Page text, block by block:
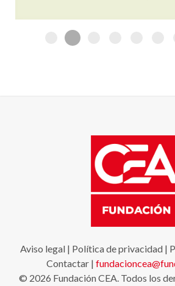
Aviso legal| Política de privacidad|
Contactar|
© 2026 Fundación CEA. Todos los